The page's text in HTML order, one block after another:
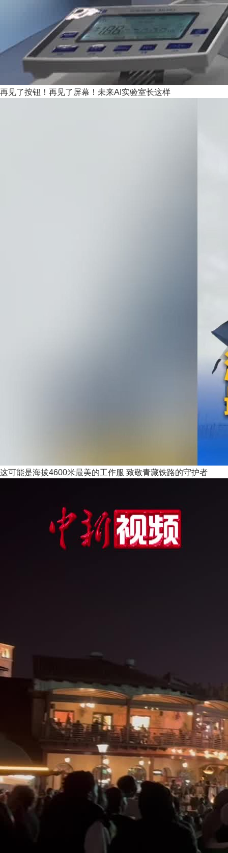
再见了按钮！再见了屏幕！未来AI实验室长这样
这可能是海拔4600米最美的工作服 致敬青藏铁路的守护者